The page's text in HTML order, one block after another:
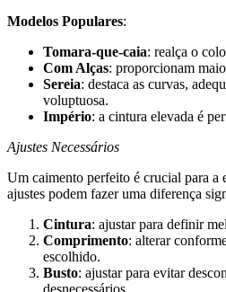
Modelos Populares:
Tomara-que-caia: realça o
Com Alças: proporcionam
Sereia: destaca as curvas,
voluptuosa.
Império: a cintura elevada é
Ajustes Necessários
Um caimento perfeito é crucial para a
ajustes podem fazer uma diferença
Cintura: ajustar para definir
Comprimento: alterar
escolhido.
Busto: ajustar para evitar